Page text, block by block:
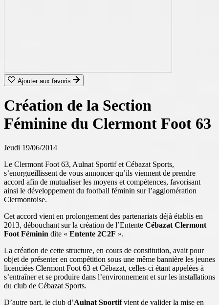
Ajouter aux favoris
Création de la Section
Féminine du Clermont Foot 63
Jeudi 19/06/2014
Le Clermont Foot 63, Aulnat Sportif et Cébazat Sports,
s’enorgueillissent de vous annoncer qu’ils viennent de prendre
accord afin de mutualiser les moyens et compétences, favorisant
ainsi le développement du football féminin sur l’agglomération
Clermontoise.
Cet accord vient en prolongement des partenariats déjà établis en
2013, débouchant sur la création de l’Entente Cébazat Clermont
Foot Féminin dite « Entente 2C2F ».
La création de cette structure, en cours de constitution, avait pour
objet de présenter en compétition sous une même bannière les jeunes
licenciées Clermont Foot 63 et Cébazat, celles-ci étant appelées à
s’entraîner et se produire dans l’environnement et sur les installations
du club de Cébazat Sports.
D’autre part, le club d’Aulnat Sportifvient de valider la mise en